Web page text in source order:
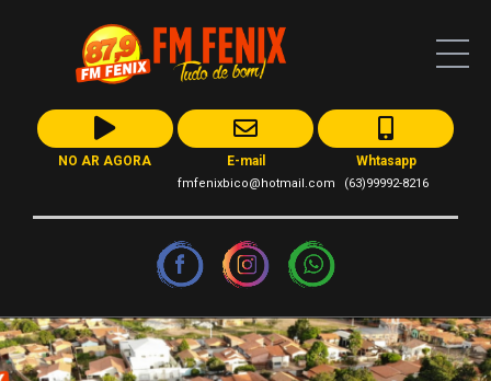
NO AR AGORA E-mail
fmfenixbico@hotmail.com
Whtasapp
(63)99992-8216